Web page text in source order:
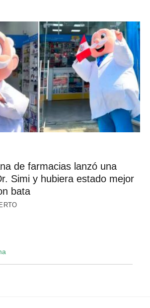
de farmacias lanzó una
Simi y hubiera estado mejor
bata